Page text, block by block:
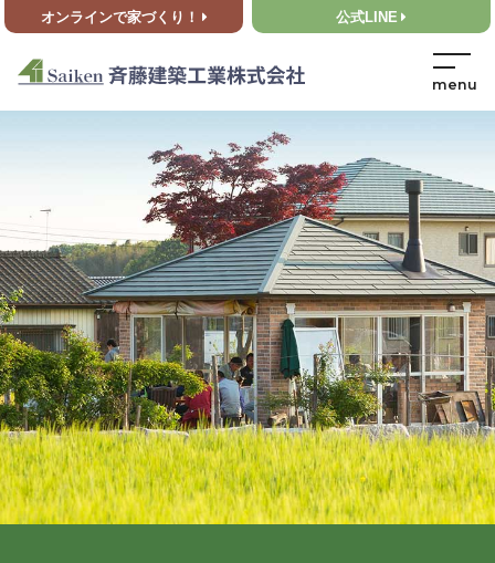
オンラインで家づくり！ 公式LINE
HOME>イベント情報> 【完成見学会のお知らせ】広いテラスでのんびりと過ごす家